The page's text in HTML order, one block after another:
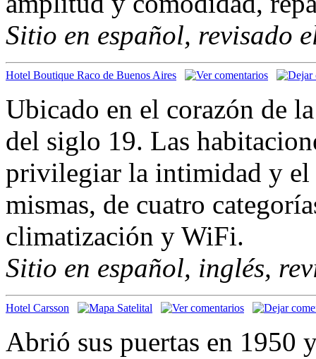
Sitio en español, revisado
Hotel Boutique Raco de Buenos Aires
Ubicado en el corazón de
del siglo 19. Las
privilegiar la intimidad y el
mismas, de cuatro
climatización y WiFi.
Sitio en español, inglés,
Hotel Carsson
Abrió sus puertas en 1950